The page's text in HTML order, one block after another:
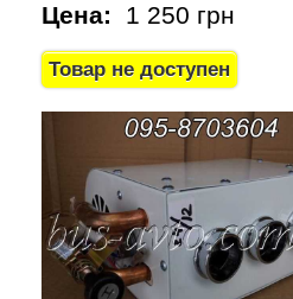
Цена: 1 250 грн